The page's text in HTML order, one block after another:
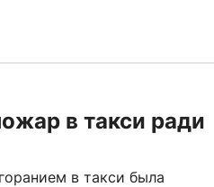
в такси ради
в такси была